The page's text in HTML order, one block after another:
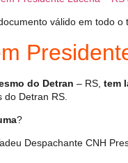
válido em todo o
do Detran – RS, tem
Detran RS.
?
Despachante CNH